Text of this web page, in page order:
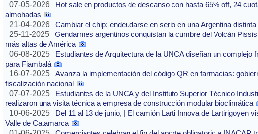
07-05-2026
Hot sale en productos de descanso con hasta 65% off, 24
almohadas
21-04-2026
Cambiar el chip: endeudarse en serio en una Argentina distinta
25-11-2025
Gendarmes argentinos conquistan la cumbre del Volcán
más altas de América
06-08-2025
Estudiantes de Arquitectura de la UNCA diseñan un complejo
para Fiambalá
16-07-2025
Avanza la implementación del código QR en farmacias:
fiscalización nacional
07-07-2025
Estudiantes de la UNCA y del Instituto Superior Técnico
realizaron una visita técnica a empresa de construcción modular bioclimática
10-06-2025
Del 11 al 13 de junio, | El camión Larti Innova de Lartirigoyen
Valle de Catamarca